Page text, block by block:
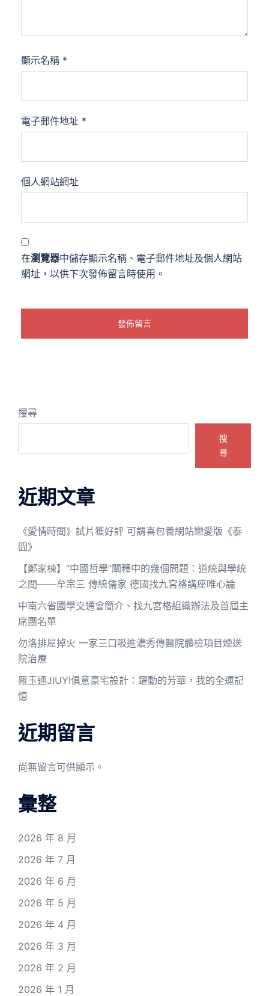
顯示名稱 *
電子郵件地址 *
個人網站網址
在瀏覽器中儲存顯示名稱、電子郵件地址及個人網站
網址，以供下次發佈留言時使用。
搜尋
搜
尋
近期文章
《愛情時間》試片獲好評 可謂喜包養網站戀愛版《泰
囧》
【鄭家棟】“中國哲學”闡釋中的幾個問題：道統與學統
之間——牟宗三 傳統儒家 德國找九宮格講座唯心論
中南六省國學交通會簡介、找九宮格組織辦法及首屆主
席團名單
勿洛排屋掉火 一家三口吸進濃秀傳醫院體檢項目煙送
院治療
羅玉通JIUYI俱意豪宅設計：躍動的芳華，我的全運記
憶
近期留言
尚無留言可供顯示。
彙整
2026 年 8 月
2026 年 7 月
2026 年 6 月
2026 年 5 月
2026 年 4 月
2026 年 3 月
2026 年 2 月
2026 年 1 月